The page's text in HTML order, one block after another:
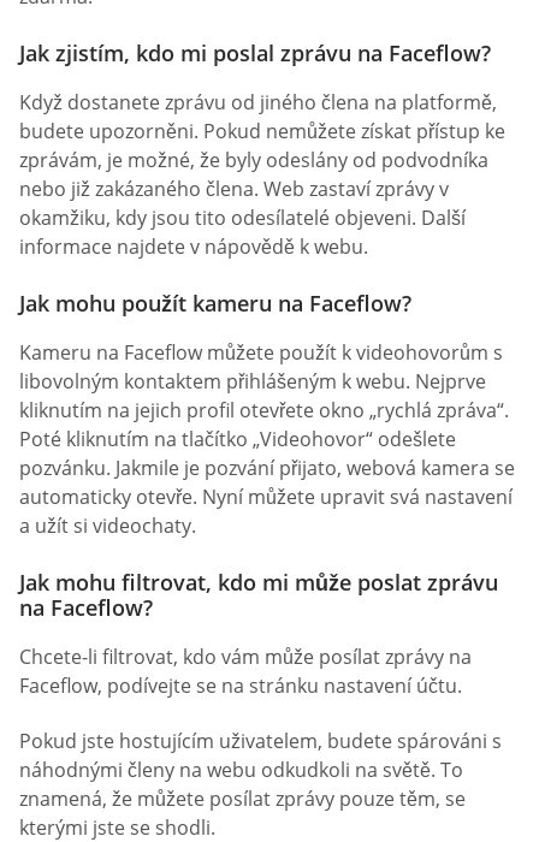
Jak zjistím, kdo mi poslal zprávu na Faceflow?
Když dostanete zprávu od jiného člena na platformě,
budete upozorněni. Pokud nemůžete získat přístup ke
zprávám, je možné, že byly odeslány od podvodníka
nebo již zakázaného člena. Web zastaví zprávy v
okamžiku, kdy jsou tito odesílatelé objeveni. Další
informace najdete v nápovědě k webu.
Jak mohu použít kameru na Faceflow?
Kameru na Faceflow můžete použít k videohovorům s
libovolným kontaktem přihlášeným k webu. Nejprve
kliknutím na jejich profil otevřete okno „rychlá zpráva“.
Poté kliknutím na tlačítko „Videohovor“ odešlete
pozvánku. Jakmile je pozvání přijato, webová kamera se
automaticky otevře. Nyní můžete upravit svá nastavení
a užít si videochaty.
Jak mohu filtrovat, kdo mi může poslat zprávu
na Faceflow?
Chcete-li filtrovat, kdo vám může posílat zprávy na
Faceflow, podívejte se na stránku nastavení účtu.
Pokud jste hostujícím uživatelem, budete spárováni s
náhodnými členy na webu odkudkoli na světě. To
znamená, že můžete posílat zprávy pouze těm, se
kterými jste se shodli.